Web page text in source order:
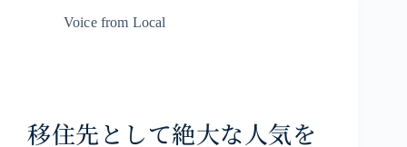
Voice from Local
移住先として絶大な人気を